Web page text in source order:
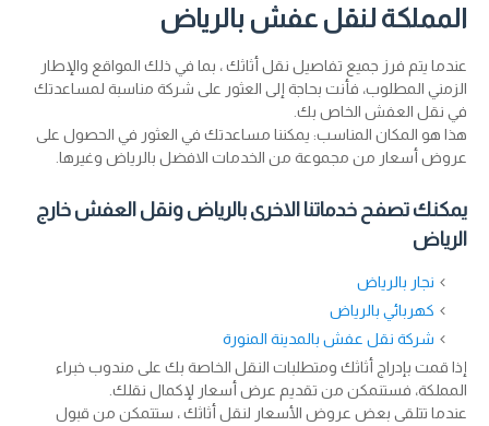
المملكة لنقل عفش بالرياض
عندما يتم فرز جميع تفاصيل نقل أثاثك ، بما في ذلك المواقع والإطار
الزمني المطلوب، فأنت بحاجة إلى العثور على شركة مناسبة لمساعدتك
في نقل العفش الخاص بك.
هذا هو المكان المناسب: يمكننا مساعدتك في العثور في الحصول على
عروض أسعار من مجموعة من الخدمات الافضل بالرياض وغيرها.
يمكنك تصفح خدماتنا الاخرى بالرياض ونقل العفش خارج
الرياض
نجار بالرياض
كهربائي بالرياض
شركة نقل عفش بالمدينة المنورة
إذا قمت بإدراج أثاثك ومتطلبات النقل الخاصة بك على مندوب خبراء
المملكة، فستنمكن من تقديم عرض أسعار لإكمال نقلك.
عندما تتلقى بعض عروض الأسعار لنقل أثاثك ، ستتمكن من قبول